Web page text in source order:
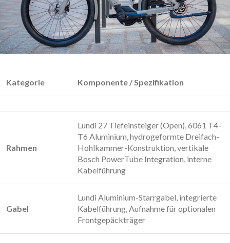
Kategorie Komponente / Spezifikation
Rahmen
Lundi 27 Tiefeinsteiger (Open), 6061 T4-
T6 Aluminium, hydrogeformte Dreifach-
Hohlkammer-Konstruktion, vertikale
Bosch PowerTube Integration, interne
Kabelführung
Gabel
Lundi Aluminium-Starrgabel, integrierte
Kabelführung, Aufnahme für optionalen
Frontgepäckträger